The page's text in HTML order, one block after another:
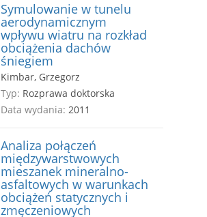
Symulowanie w tunelu
aerodynamicznym
wpływu wiatru na rozkład
obciążenia dachów
śniegiem
Kimbar, Grzegorz
Typ: Rozprawa doktorska
Data wydania: 2011
Analiza połączeń
międzywarstwowych
mieszanek mineralno-
asfaltowych w warunkach
obciążeń statycznych i
zmęczeniowych